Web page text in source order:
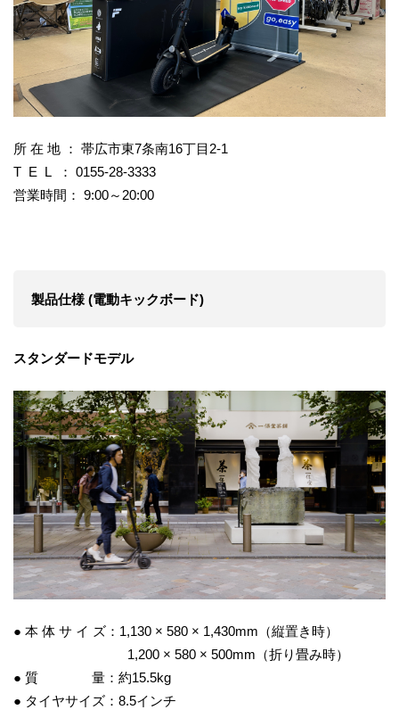
所 在 地 ： 帯広市東7条南16丁目2-1
T E L ： 0155-28-3333
営業時間： 9:00～20:00
製品仕様 (電動キックボード)
スタンダードモデル
● 本 体 サ イ ズ：1,130 × 580 × 1,430mm（縦置き時）
1,200 × 580 × 500mm（折り畳み時）
● 質 量：約15.5kg
● タイヤサイズ：8.5インチ